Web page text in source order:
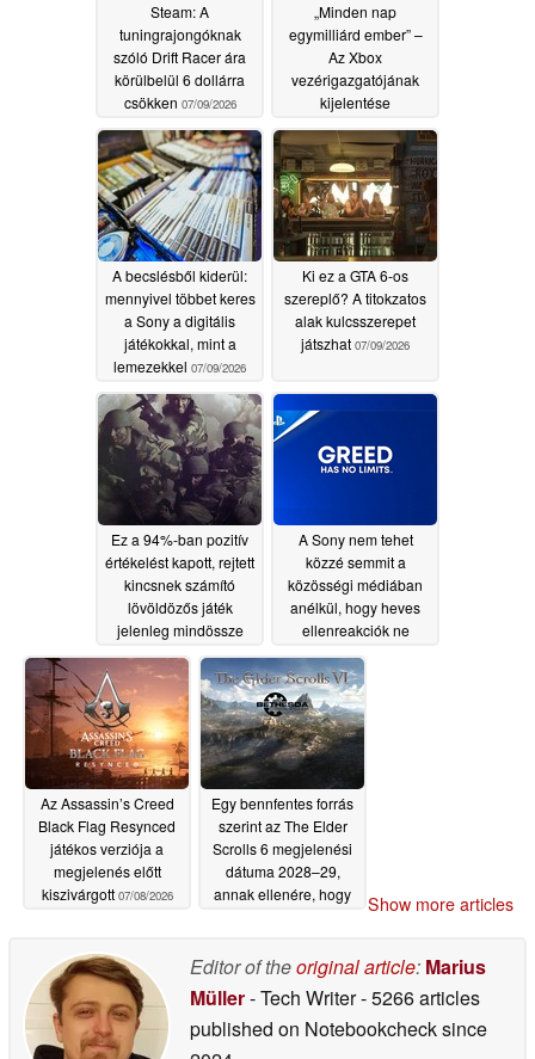
Steam: A
tuningrajongóknak
szóló Drift Racer ára
körülbelül 6 dollárra
csökken 07/09/2026
„Minden nap
egymilliárd ember” –
Az Xbox
vezérigazgatójának
kijelentése
megdöbbentette a
rajongókat07/09/2026
A becslésből kiderül:
mennyivel többet keres
a Sony a digitális
játékokkal, mint a
lemezekkel 07/09/2026
Ki ez a GTA 6-os
szereplő? A titokzatos
alak kulcsszerepet
játszhat 07/09/2026
Ez a 94%-ban pozitív
értékelést kapott, rejtett
kincsnek számító
lövöldözős játék
jelenleg mindössze
2,49 dollárba kerül a
Steam-en07/08/2026
A Sony nem tehet
közzé semmit a
közösségi médiában
anélkül, hogy heves
ellenreakciók ne
követnék azt
Az Assassin’s Creed
Black Flag Resynced
játékos verziója a
megjelenés előtt
kiszivárgott 07/08/2026
Egy bennfentes forrás
szerint az The Elder
Scrolls 6 megjelenési
dátuma 2028–29,
annak ellenére, hogy
fejlesztésében
Show more articles
Editor of theoriginal article: Marius
Müller- Tech Writer- 5266 articles
published on Notebookchecksince